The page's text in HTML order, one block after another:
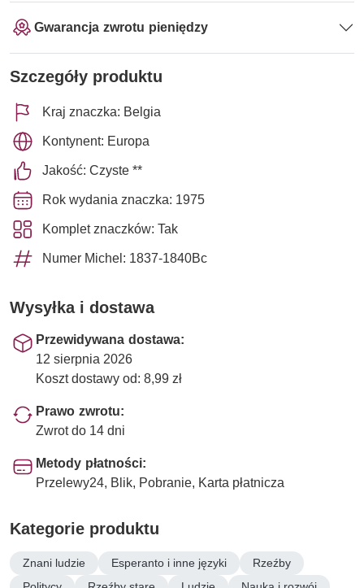
Gwarancja zwrotu pieniędzy
Szczegóły produktu
Kraj znaczka: Belgia
Kontynent: Europa
Jakość: Czyste **
Rok wydania znaczka: 1975
Komplet znaczków: Tak
Numer Michel: 1837-1840Bc
Wysyłka i dostawa
Przewidywana dostawa:
12 sierpnia 2026
Koszt dostawy od: 8,99 zł
Prawo zwrotu:
Zwrot do 14 dni
Metody płatności:
Przelewy24, Blik, Pobranie, Karta płatnicza
Kategorie produktu
Znani ludzie Esperanto i inne języki
Rzeźby